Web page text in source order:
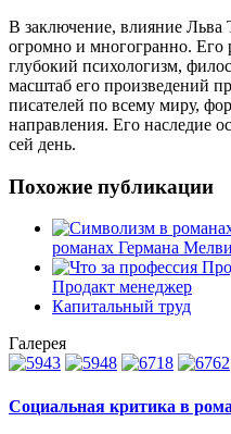
В заключение, влияние Льва
огромно и многогранно. Его
глубокий психологизм,
масштаб его произведений
писателей по всему миру,
направления. Его наследие
сей день.
Похожие публикации
романах Германа
Продакт менеджер
Капитальный труд
Галерея
Социальная критика в